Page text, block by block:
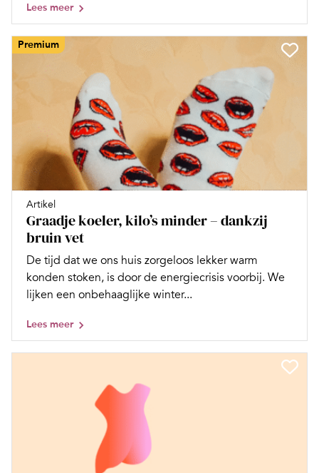
Lees meer
Premium
Artikel
Graadje koeler, kilo’s minder – dankzij
bruin vet
De tijd dat we ons huis zorgeloos lekker warm
konden stoken, is door de energiecrisis voorbij. We
lijken een onbehaaglijke winter...
Lees meer